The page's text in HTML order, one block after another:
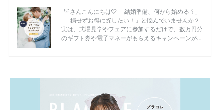
皆さんこんにちは♡ 「結婚準備、何から始める？」
「損せずお得に探したい！」と悩んでいませんか？
実は、式場見学やフェアに参加するだけで、数万円分
のギフト券や電子マネーがもらえるキャンペーンがあ
ため、比較せずに選ぶと損をしてしまうことも……。
一番お得？」「プラコレの特典は？」といった疑問も
解決します。 まずは診断で候補を絞れる「ウェディ